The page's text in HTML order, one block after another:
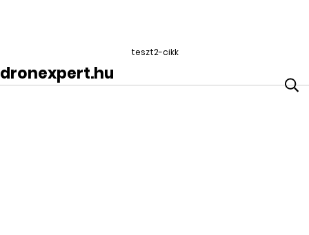
teszt2-cikk
dronexpert.hu